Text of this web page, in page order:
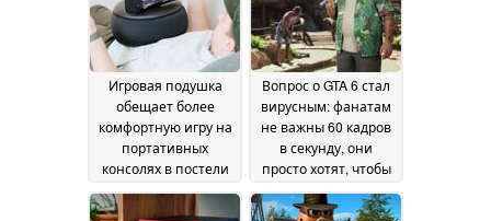
June 2026
Игровая подушка
обещает более
комфортную игру на
портативных
консолях в постели
без онемения рук12
June 2026
Вопрос о GTA 6 стал
вирусным: фанатам
не важны 60 кадров
в секунду, они
просто хотят, чтобы
игра вышла12 June
2026